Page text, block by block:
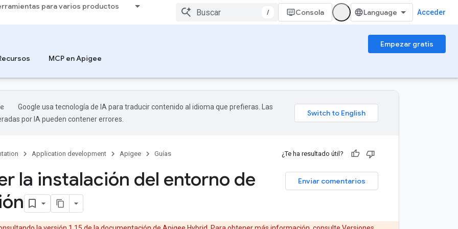
para varios productos
/ Consola Acceder
Empezar gratis
MCP en Apigee
Google usa tecnología de IA para traducir contenido al idioma que prefieras. Las
por IA pueden contener errores.
Application development Apigee Guías ¿Te ha resultado útil?
Enviar comentarios
la instalación del entorno de